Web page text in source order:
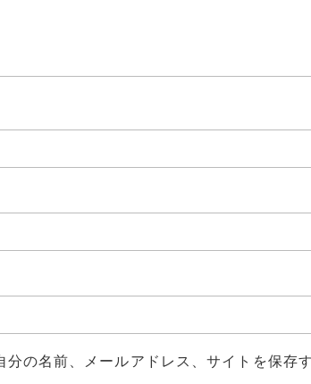
の名前、メールアドレス、サイトを保存